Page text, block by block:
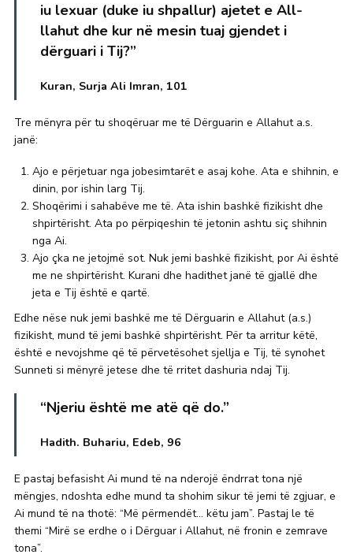
iu lexuar (duke iu shpallur) ajetet e All-
llahut dhe kur në mesin tuaj gjendet i
dërguari i Tij?”
Kuran, Surja Ali Imran, 101
Tre mënyra për tu shoqëruar me të Dërguarin e Allahut a.s.
janë:
Ajo e përjetuar nga jobesimtarët e asaj kohe. Ata e shihnin, e
dinin, por ishin larg Tij.
Shoqërimi i sahabëve me të. Ata ishin bashkë fizikisht dhe
shpirtërisht. Ata po përpiqeshin të jetonin ashtu siç shihnin
nga Ai.
Ajo çka ne jetojmë sot. Nuk jemi bashkë fizikisht, por Ai është
me ne shpirtërisht. Kurani dhe hadithet janë të gjallë dhe
jeta e Tij është e qartë.
Edhe nëse nuk jemi bashkë me të Dërguarin e Allahut (a.s.)
fizikisht, mund të jemi bashkë shpirtërisht. Për ta arritur këtë,
është e nevojshme që të përvetësohet sjellja e Tij, të synohet
Sunneti si mënyrë jetese dhe të rritet dashuria ndaj Tij.
“Njeriu është me atë që do.”
Hadith. Buhariu, Edeb, 96
E pastaj befasisht Ai mund të na nderojë ëndrrat tona një
mëngjes, ndoshta edhe mund ta shohim sikur të jemi të zgjuar, e
Ai mund të na thotë: “Më përmendët… këtu jam”. Pastaj le të
themi “Mirë se erdhe o i Dërguar i Allahut, në fronin e zemrave
tona”.